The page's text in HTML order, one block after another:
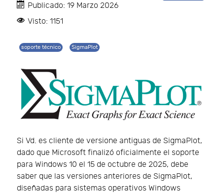
Publicado: 19 Marzo 2026
Visto: 1151
soporte técnico SigmaPlot
Si Vd. es cliente de versione antiguas de SigmaPlot,
dado que Microsoft finalizó oficialmente el soporte
para Windows 10 el 15 de octubre de 2025, debe
saber que las versiones anteriores de SigmaPlot,
diseñadas para sistemas operativos Windows